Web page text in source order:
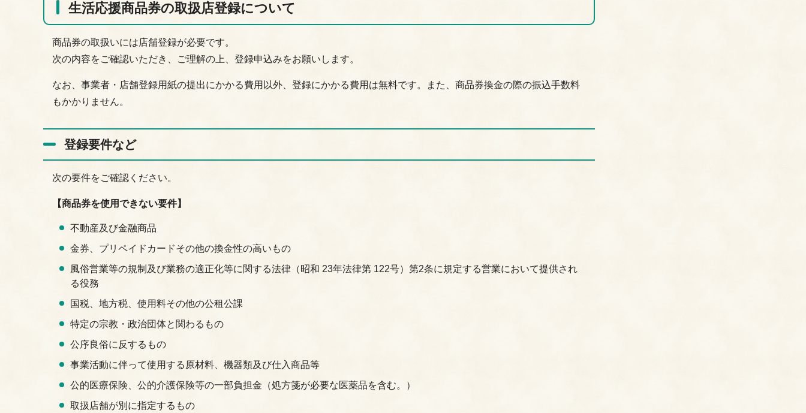
生活応援商品券の取扱店登録について
商品券の取扱いには店舗登録が必要です。
次の内容をご確認いただき、ご理解の上、登録申込みをお願いします。
なお、事業者・店舗登録用紙の提出にかかる費用以外、登録にかかる費用は無料です。また、商品券換金の際の振込手数料
もかかりません。
登録要件など
次の要件をご確認ください。
【商品券を使用できない要件】
不動産及び金融商品
金券、プリペイドカードその他の換金性の高いもの
風俗営業等の規制及び業務の適正化等に関する法律（昭和 23年法律第 122号）第2条に規定する営業において提供され
る役務
国税、地方税、使用料その他の公租公課
特定の宗教・政治団体と関わるもの
公序良俗に反するもの
事業活動に伴って使用する原材料、機器類及び仕入商品等
公的医療保険、公的介護保険等の一部負担金（処方箋が必要な医薬品を含む。）
取扱店舗が別に指定するもの